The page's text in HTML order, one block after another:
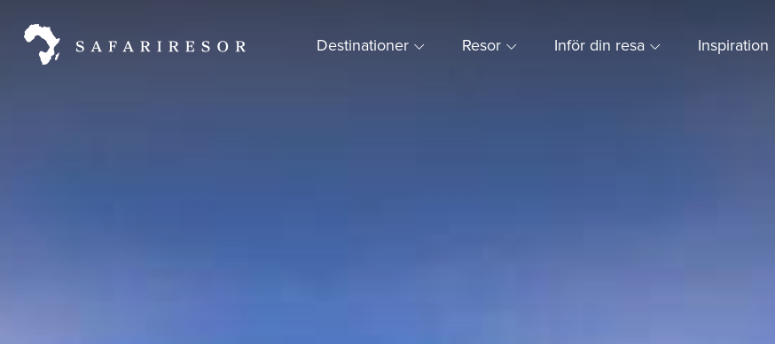
Destinationer Resor Inför din resa Inspiration